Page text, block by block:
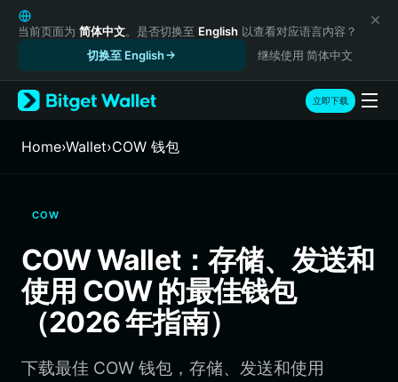
English
日本語
Русский
Español (Latinoamérica)
Türkçe
Italiano
繁體中文
Português (Portugal)
Bahasa Indonesia
ภาษาไทย
Português (Brasil)
当前页面为 简体中文。是否切换至 English 以查看对应语言内容？
切换至 English
继续使用 简体中文
立即下载
Home›Wallet›COW 钱包
COW
COW Wallet：存储、发送和
使用 COW 的最佳钱包
（2026 年指南）
下载最佳 COW 钱包，存储、发送和使用